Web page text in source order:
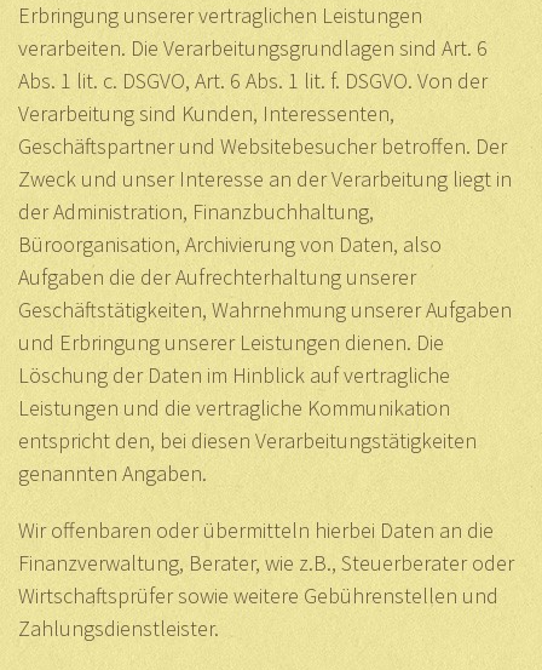
Erbringung unserer vertraglichen Leistungen
verarbeiten. Die Verarbeitungsgrundlagen sind Art. 6
Abs. 1 lit. c. DSGVO, Art. 6 Abs. 1 lit. f. DSGVO. Von der
Verarbeitung sind Kunden, Interessenten,
Geschäftspartner und Websitebesucher betroffen. Der
Zweck und unser Interesse an der Verarbeitung liegt in
der Administration, Finanzbuchhaltung,
Büroorganisation, Archivierung von Daten, also
Aufgaben die der Aufrechterhaltung unserer
Geschäftstätigkeiten, Wahrnehmung unserer Aufgaben
und Erbringung unserer Leistungen dienen. Die
Löschung der Daten im Hinblick auf vertragliche
Leistungen und die vertragliche Kommunikation
entspricht den, bei diesen Verarbeitungstätigkeiten
genannten Angaben.
Wir offenbaren oder übermitteln hierbei Daten an die
Finanzverwaltung, Berater, wie z.B., Steuerberater oder
Wirtschaftsprüfer sowie weitere Gebührenstellen und
Zahlungsdienstleister.